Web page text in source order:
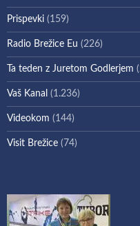
Prispevki (159)
Radio Brežice Eu (226)
Ta teden z Juretom Godlerjem
Vaš Kanal (1.236)
Videokom (144)
Visit Brežice (74)